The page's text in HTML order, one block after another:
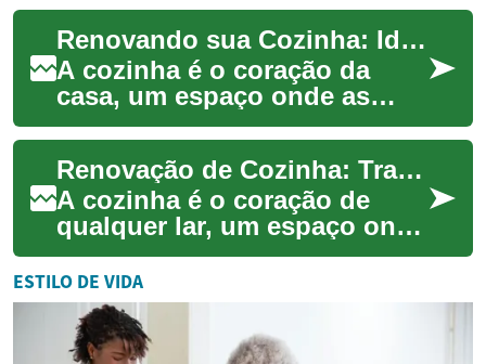
explica como planejar a obra,
escolher ...
Renovando sua Cozinha: Ideias para uma Transformação Moderna e Funcional
A cozinha é o coração da
casa, um espaço onde as
famílias se reúnem para
preparar refeições,
compartilhar momentos e ...Renovação de Cozinha: Transformando Seu Espaço com Design Modular
A cozinha é o coração de
qualquer lar, um espaço onde
as famílias se reúnem,
refeições são preparadas e
memórias são ...
ESTILO DE VIDA